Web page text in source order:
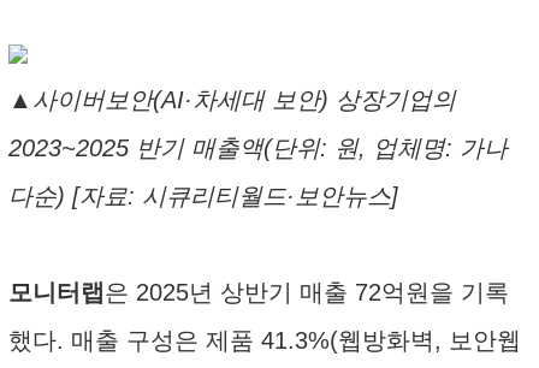
▲사이버보안(AI·차세대 보안) 상장기업의
2023~2025 반기 매출액(단위: 원, 업체명: 가나
다순) [자료: 시큐리티월드·보안뉴스]
모니터랩은 2025년 상반기 매출 72억원을 기록
했다. 매출 구성은 제품 41.3%(웹방화벽, 보안웹